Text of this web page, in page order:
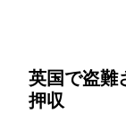
英国で盗難
押収